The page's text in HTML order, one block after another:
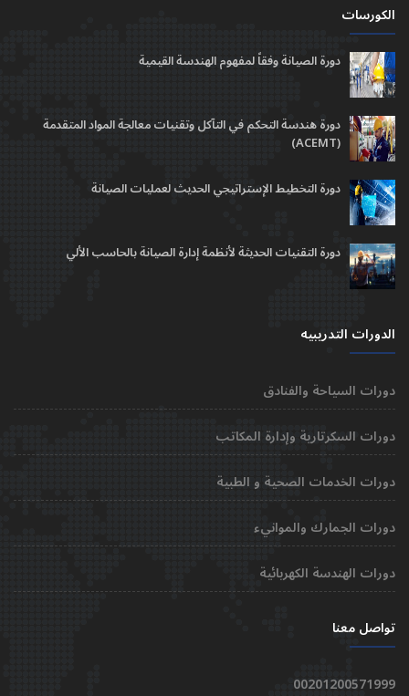
الكورسات
دورة الصيانة وفقاً لمفهوم الهندسة القيمية
دورة هندسة التحكم في التآكل وتقنيات معالجة المواد المتقدمة
(ACEMT)
دورة التخطيط الإستراتيجي الحديث لعمليات الصيانة
دورة التقنيات الحديثة لأنظمة إدارة الصيانة بالحاسب الألي
الدورات التدريبيه
دورات السياحة والفنادق
دورات السكرتارية وإدارة المكاتب
دورات الخدمات الصحية و الطبية
دورات الجمارك والموانيء
دورات الهندسة الكهربائية
تواصل معنا
00201200571999